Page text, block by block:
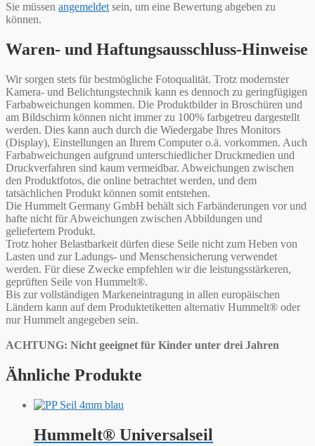
Sie müssen angemeldet sein, um eine Bewertung abgeben zu
können.
Waren- und Haftungsausschluss-Hinweise
Wir sorgen stets für bestmögliche Fotoqualität. Trotz modernster
Kamera- und Belichtungstechnik kann es dennoch zu geringfügigen
Farbabweichungen kommen. Die Produktbilder in Broschüren und
am Bildschirm können nicht immer zu 100% farbgetreu dargestellt
werden. Dies kann auch durch die Wiedergabe Ihres Monitors
(Display), Einstellungen an Ihrem Computer o.ä. vorkommen. Auch
Farbabweichungen aufgrund unterschiedlicher Druckmedien und
Druckverfahren sind kaum vermeidbar. Abweichungen zwischen
den Produktfotos, die online betrachtet werden, und dem
tatsächlichen Produkt können somit entstehen.
Die Hummelt Germany GmbH behält sich Farbänderungen vor und
hafte nicht für Abweichungen zwischen Abbildungen und
geliefertem Produkt.
Trotz hoher Belastbarkeit dürfen diese Seile nicht zum Heben von
Lasten und zur Ladungs- und Menschensicherung verwendet
werden. Für diese Zwecke empfehlen wir die leistungsstärkeren,
geprüften Seile von Hummelt®.
Bis zur vollständigen Markeneintragung in allen europäischen
Ländern kann auf dem Produktetiketten alternativ Hummelt® oder
nur Hummelt angegeben sein.
ACHTUNG: Nicht geeignet für Kinder unter drei Jahren
Ähnliche Produkte
Hummelt® Universalseil